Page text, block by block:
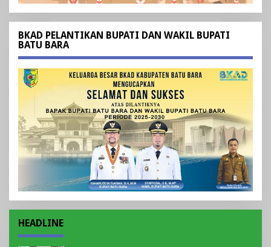
BKAD PELANTIKAN BUPATI DAN WAKIL BUPATI
BATU BARA
HEADLINE